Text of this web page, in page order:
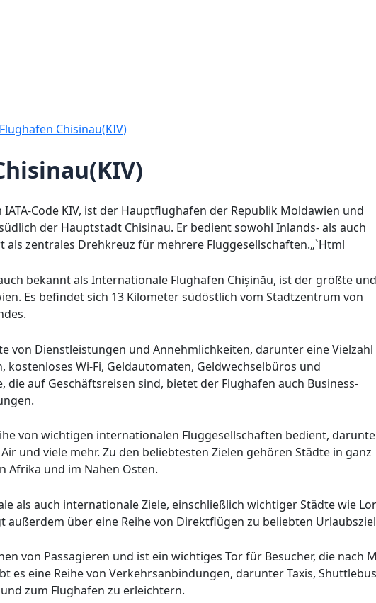
Chisinau(KIV)
Code KIV, ist der Hauptflughafen der Republik Moldawien und
der Hauptstadt Chisinau. Er bedient sowohl Inlands- als auch
zentrales Drehkreuz für mehrere Fluggesellschaften.„`Html
bekannt als Internationale Flughafen Chișinău, ist der größte und
Es befindet sich 13 Kilometer südöstlich vom Stadtzentrum von
von Dienstleistungen und Annehmlichkeiten, darunter eine Vielzahl
kostenloses Wi-Fi, Geldautomaten, Geldwechselbüros und
die auf Geschäftsreisen sind, bietet der Flughafen auch Business-
von wichtigen internationalen Fluggesellschaften bedient,
und viele mehr. Zu den beliebtesten Zielen gehören Städte in ganz
Afrika und im Nahen Osten.
als auch internationale Ziele, einschließlich wichtiger Städte wie
außerdem über eine Reihe von Direktflügen zu beliebten
von Passagieren und ist ein wichtiges Tor für Besucher, die nach
es eine Reihe von Verkehrsanbindungen, darunter Taxis,
zum Flughafen zu erleichtern.